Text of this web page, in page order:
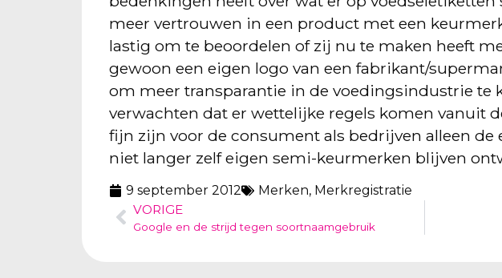
meer vertrouwen in een product met een
lastig om te beoordelen of zij nu te maken heeft
gewoon een eigen logo van een fabrikant/
om meer transparantie in de voedingsindustrie te
verwachten dat er wettelijke regels komen vanuit
fijn zijn voor de consument als bedrijven alleen de
niet langer zelf eigen semi-keurmerken blijven
9 september 2012 Merken, Merkregistratie
VORIGE
Google en de strijd tegen soortnaamgebruik